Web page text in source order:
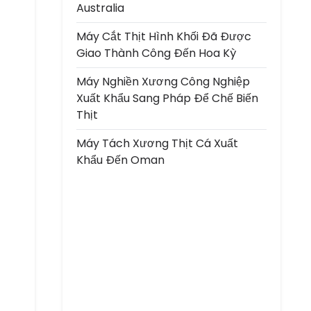
Australia
Máy Cắt Thịt Hình Khối Đã Được
Giao Thành Công Đến Hoa Kỳ
Máy Nghiền Xương Công Nghiệp
Xuất Khẩu Sang Pháp Để Chế Biến
Thịt
Máy Tách Xương Thịt Cá Xuất
Khẩu Đến Oman